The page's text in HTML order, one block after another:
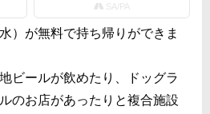
SA/PA
）が無料で持ち帰りができま
ビールが飲めたり、ドッグラ
のお店があったりと複合施設